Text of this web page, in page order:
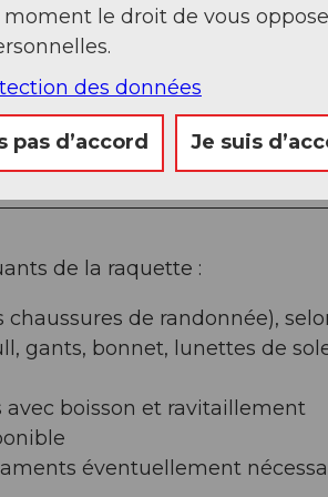
de la raquette :
chaussures de randonnée),
gants, bonnet, lunettes de
avec boisson et ravitaillement
éventuellement
le droit de vous
des données
pas d’accord Je suis